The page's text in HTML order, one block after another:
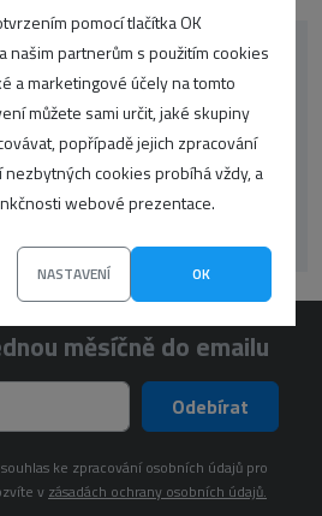
pomocí tlačítka OK
našim partnerům s použitím cookies
a marketingové účely na tomto
můžete sami určit, jaké skupiny
popřípadě jejich zpracování
nezbytných cookies probíhá vždy, a
webové prezentace.
NASTAVENÍ OK
oop-php
SSL UX WordPress
Články
měsíčně do emailu
Odebírat
ke zpracování osobních údajů pro
v zásadách ochrany osobních údajů.